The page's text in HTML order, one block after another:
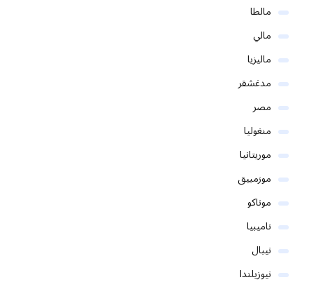
مالطا
مالي
ماليزيا
مدغشقر
مصر
منغوليا
موريتانيا
موزمبيق
موناكو
ناميبيا
نيبال
نيوزيلندا